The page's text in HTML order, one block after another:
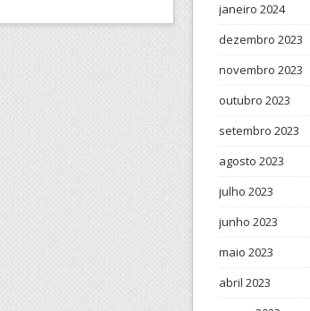
janeiro 2024
dezembro 2023
novembro 2023
outubro 2023
setembro 2023
agosto 2023
julho 2023
junho 2023
maio 2023
abril 2023